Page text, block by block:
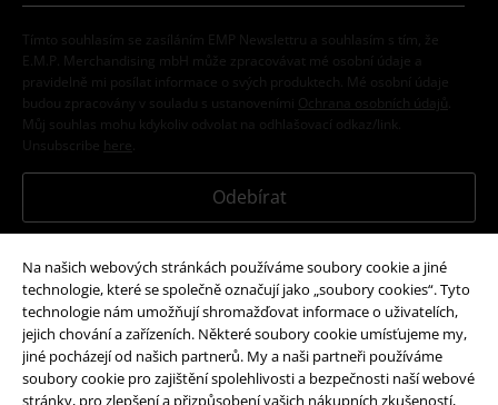
Na našich webových stránkách používáme soubory cookie a jiné
technologie, které se společně označují jako „soubory cookies“. Tyto
technologie nám umožňují shromažďovat informace o uživatelích,
jejich chování a zařízeních. Některé soubory cookie umísťujeme my,
jiné pocházejí od našich partnerů. My a naši partneři používáme
soubory cookie pro zajištění spolehlivosti a bezpečnosti naší webové
stránky, pro zlepšení a přizpůsobení vašich nákupních zkušeností,
Tímto souhlasím se zasíláním EMP Newslettru a souhlasím s tím, že
E.M.P. Merchandising mbH může zpracovávat mé osobní údaje a
pravidelně mi posílat informace o svých produktech. Mé osobní údaje
budou zpracovány v souladu s ustanoveními
Ochrana osobních údajů
Můj souhlas mohu kdykoliv odvolat na odhlašovací odkaz/link.
Unsubscribe here
Odebírat
slevovými kódy. Po vložení a potvrzení kódu bude sleva automaticky
odečtena z vašeho nákupního košíku. Nevztahuje se na média, knihy,
vstupenky, dárkové poukazy, produkty: Rammstein, (Till) Lindemann, Die
Ärzte, Die Toten Hosen, Feine Sahne Fischfilet, Broilers, Böhse Onkelz a
zboží, jehož koupí podpoříte nadaci.